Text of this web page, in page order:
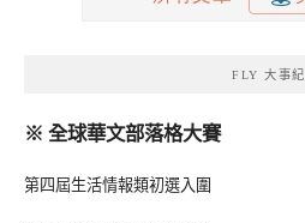
FLY 大事紀
※ 全球華文部落格大賽
第四屆生活情報類初選入圍